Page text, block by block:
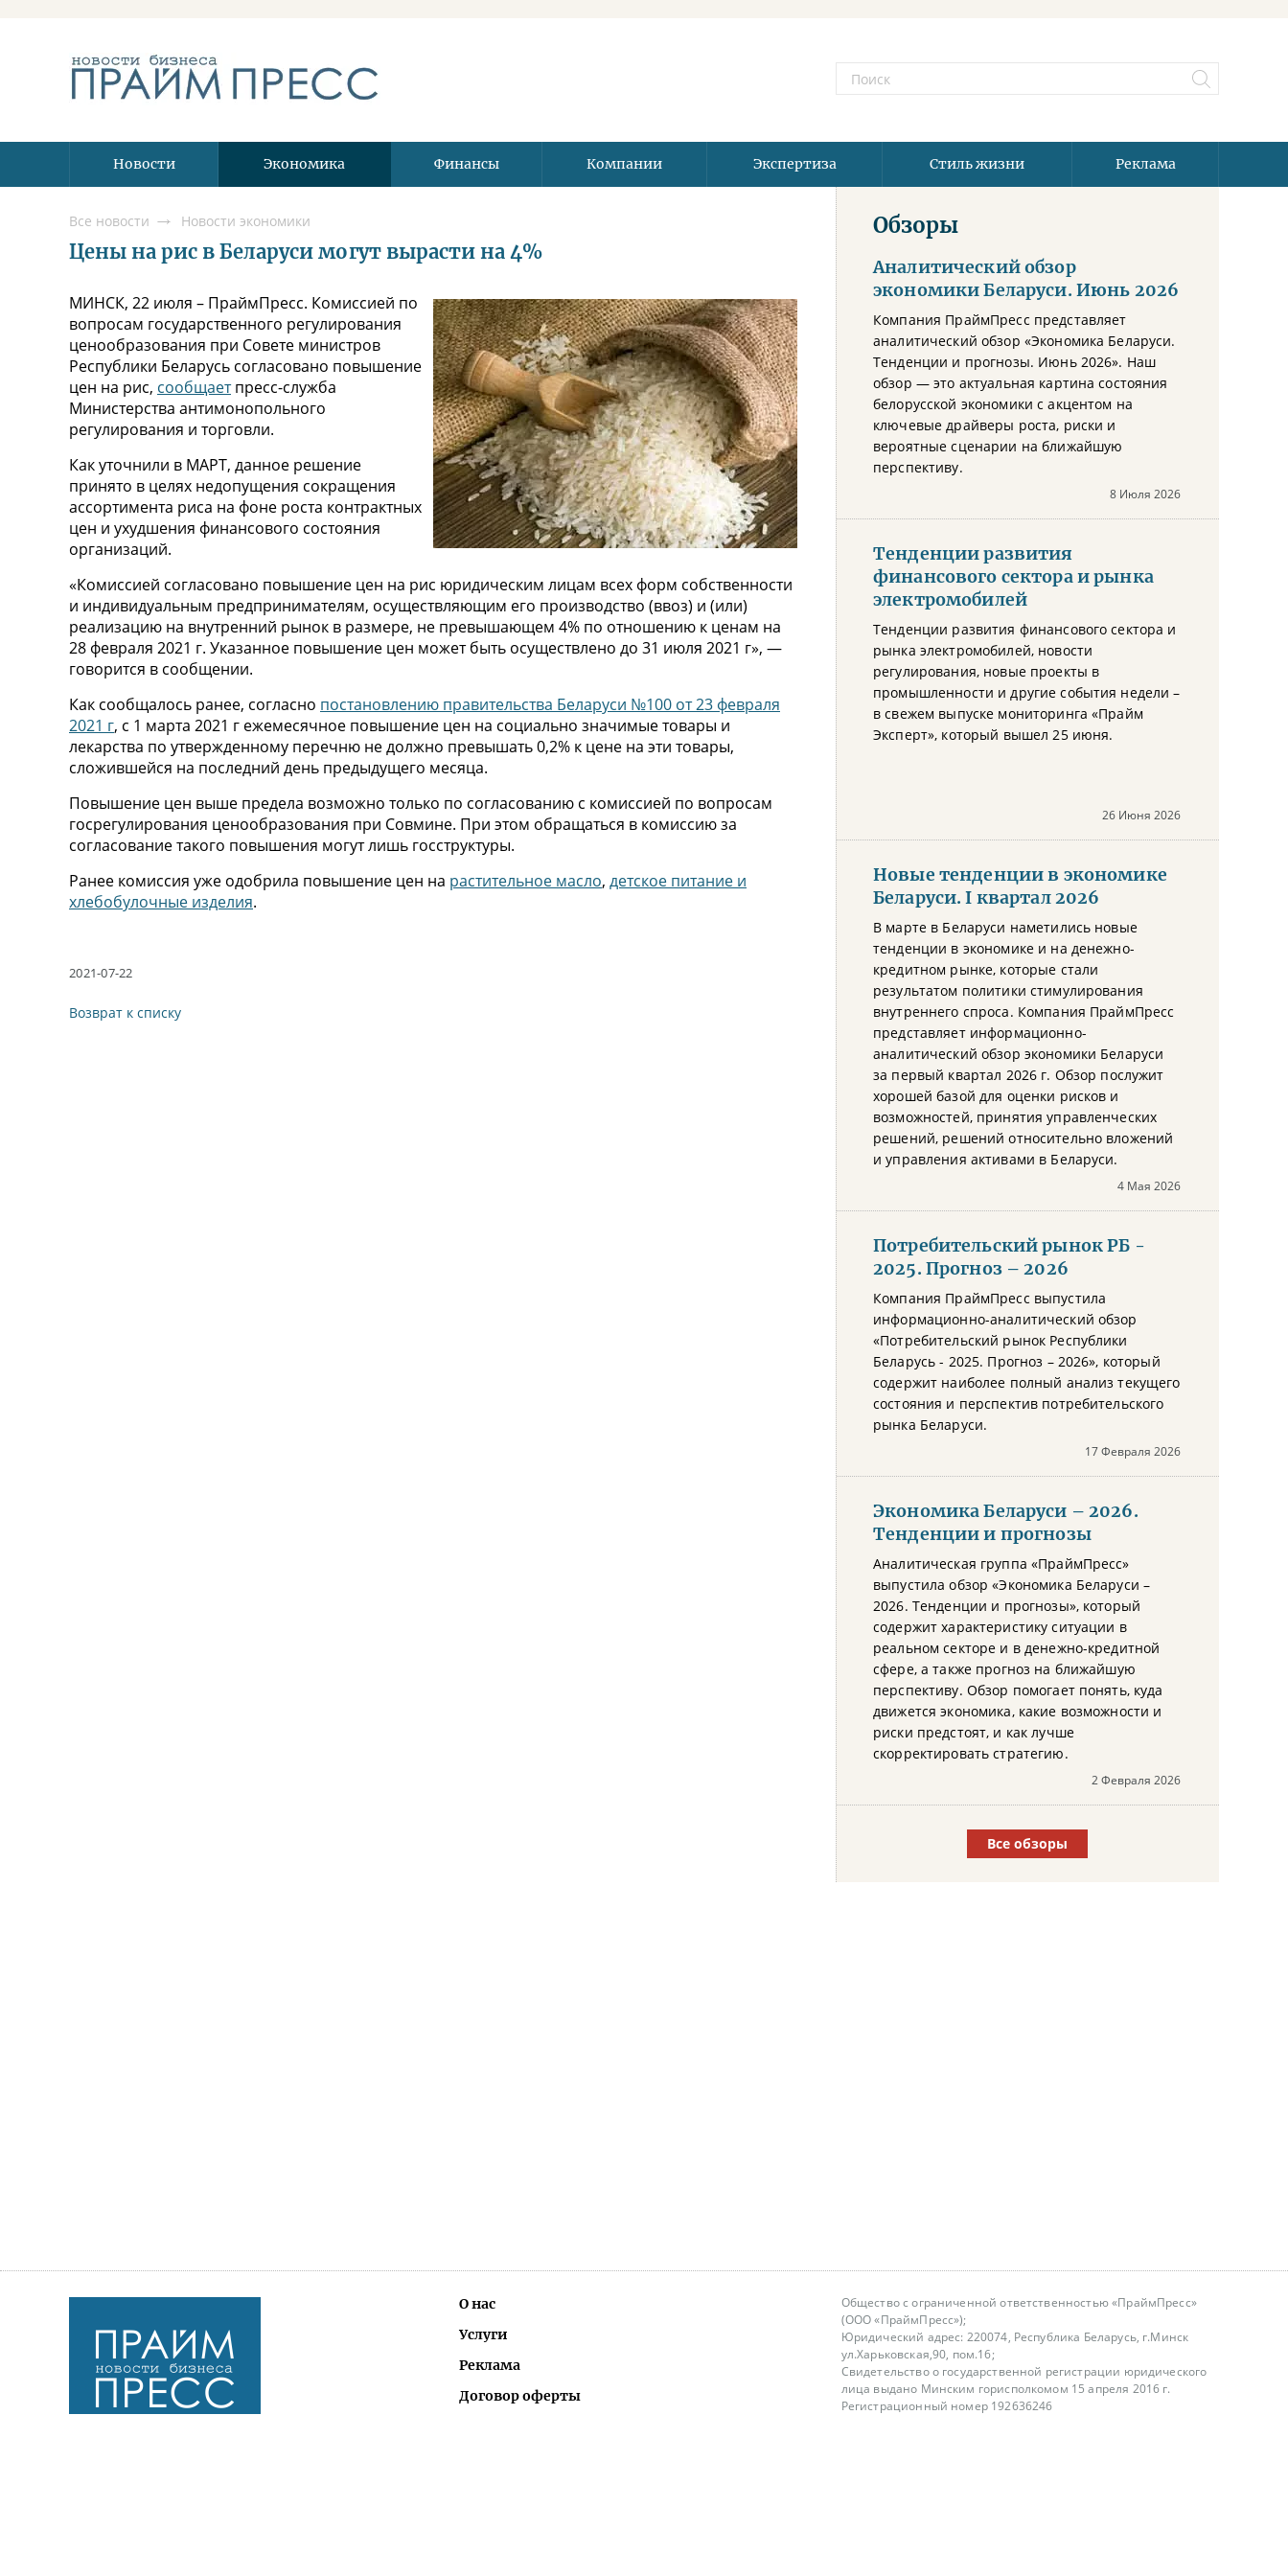
Новости Экономика Финансы Компании Экспертиза Стиль жизни Реклама
Все новости Новости экономики
Цены на рис в Беларуси могут вырасти на 4%
МИНСК, 22 июля – ПраймПресс. Комиссией по
вопросам государственного регулирования
ценообразования при Совете министров
Республики Беларусь согласовано повышение
цен на рис, сообщаетпресс-служба
Министерства антимонопольного
регулирования и торговли.
Как уточнили в МАРТ, данное решение
принято в целях недопущения сокращения
ассортимента риса на фоне роста контрактных
цен и ухудшения финансового состояния
организаций.
«Комиссией согласовано повышение цен на рис юридическим лицам всех форм собственности
и индивидуальным предпринимателям, осуществляющим его производство (ввоз) и (или)
реализацию на внутренний рынок в размере, не превышающем 4% по отношению к ценам на
28 февраля 2021 г. Указанное повышение цен может быть осуществлено до 31 июля 2021 г», —
говорится в сообщении.
Как сообщалось ранее, согласно постановлению правительства Беларуси №100 от 23 февраля
2021 г, с 1 марта 2021 г ежемесячное повышение цен на социально значимые товары и
лекарства по утвержденному перечню не должно превышать 0,2% к цене на эти товары,
сложившейся на последний день предыдущего месяца.
Повышение цен выше предела возможно только по согласованию с комиссией по вопросам
госрегулирования ценообразования при Совмине. При этом обращаться в комиссию за
согласование такого повышения могут лишь госструктуры.
Ранее комиссия уже одобрила повышение цен на растительное масло, детское питание и
хлебобулочные изделия.
2021-07-22
Возврат к списку
Обзоры
Аналитический обзор
экономики Беларуси. Июнь 2026
Компания ПраймПресс представляет
аналитический обзор «Экономика Беларуси.
Тенденции и прогнозы. Июнь 2026». Наш
обзор — это актуальная картина состояния
белорусской экономики с акцентом на
ключевые драйверы роста, риски и
вероятные сценарии на ближайшую
перспективу.
8 Июля 2026
Тенденции развития
финансового сектора и рынка
электромобилей
Тенденции развития финансового сектора и
рынка электромобилей, новости
регулирования, новые проекты в
промышленности и другие события недели –
в свежем выпуске мониторинга «Прайм
Эксперт», который вышел 25 июня.
26 Июня 2026
Новые тенденции в экономике
Беларуси. I квартал 2026
В марте в Беларуси наметились новые
тенденции в экономике и на денежно-
кредитном рынке, которые стали
результатом политики стимулирования
внутреннего спроса. Компания ПраймПресс
представляет информационно-
аналитический обзор экономики Беларуси
за первый квартал 2026 г. Обзор послужит
хорошей базой для оценки рисков и
возможностей, принятия управленческих
решений, решений относительно вложений
и управления активами в Беларуси.
4 Мая 2026
Потребительский рынок РБ -
2025. Прогноз – 2026
Компания ПраймПресс выпустила
информационно-аналитический обзор
«Потребительский рынок Республики
Беларусь - 2025. Прогноз – 2026», который
содержит наиболее полный анализ текущего
состояния и перспектив потребительского
рынка Беларуси.
17 Февраля 2026
Экономика Беларуси – 2026.
Тенденции и прогнозы
Аналитическая группа «ПраймПресс»
выпустила обзор «Экономика Беларуси –
2026. Тенденции и прогнозы», который
содержит характеристику ситуации в
реальном секторе и в денежно-кредитной
сфере, а также прогноз на ближайшую
перспективу. Обзор помогает понять, куда
движется экономика, какие возможности и
риски предстоят, и как лучше
скорректировать стратегию.
2 Февраля 2026
Все обзоры
О нас
Услуги
Реклама
Договор оферты
Общество с ограниченной ответственностью «ПраймПресс»
(ООО «ПраймПресс»);
Юридический адрес: 220074, Республика Беларусь, г.Минск
ул.Харьковская,90, пом.16;
Свидетельство о государственной регистрации юридического
лица выдано Минским горисполкомом 15 апреля 2016 г.
Регистрационный номер 192636246